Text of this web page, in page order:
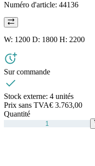
Numéro d'article: 44136
W: 1200 D: 1800 H: 2200
Sur commande
Stock externe: 4 unités
Prix sans TVA€ 3.763,00
Quantité